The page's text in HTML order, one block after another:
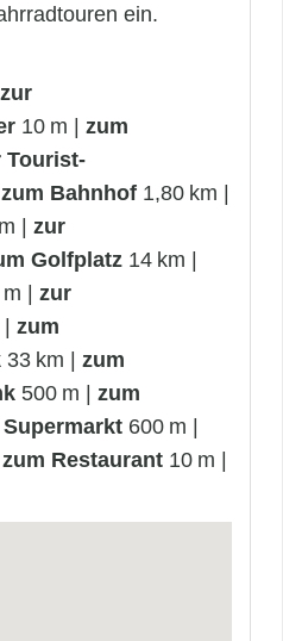
ein.
zur
10 m | zum
Tourist-
zum Bahnhof 1,80 km |
| zur
Golfplatz 14 km |
| zur
zum
33 km | zum
500 m | zum
600 m |
zum Restaurant 10 m |